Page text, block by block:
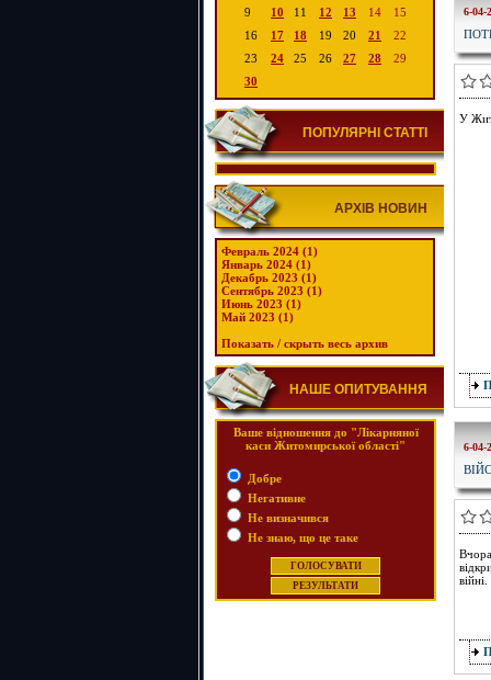
9
10 11 12 13 14
15
16
17 18 19 20 21
22
23
24 25 26 27 28
29
30
ПОПУЛЯРНІ СТАТТІ
АРХІВ НОВИН
Февраль 2024 (1)
Январь 2024 (1)
Декабрь 2023 (1)
Сентябрь 2023 (1)
Июнь 2023 (1)
Май 2023 (1)
Показать / скрыть весь архив
НАШЕ ОПИТУВАННЯ
Ваше відношення до "Лікарняної
каси Житомирської області"
Добре
Негативне
Не визначився
Не знаю, що це таке
6-04-
У
6-04-
війні.